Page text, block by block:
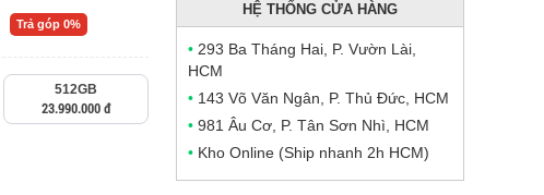
Trả góp 0%
512GB
23.990.000 đ
HỆ THỐNG CỬA HÀNG
• 293 Ba Tháng Hai, P. Vườn Lài,
HCM
• 143 Võ Văn Ngân, P. Thủ Đức, HCM
• 981 Âu Cơ, P. Tân Sơn Nhì, HCM
• Kho Online (Ship nhanh 2h HCM)